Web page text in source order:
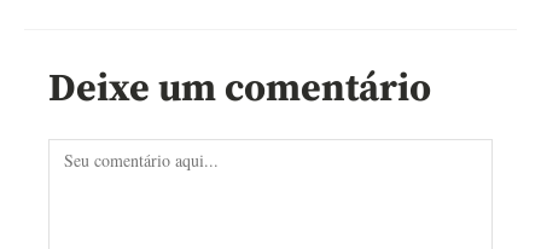
Deixe um comentário